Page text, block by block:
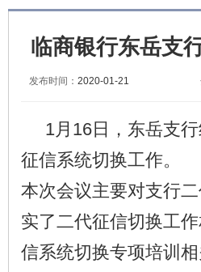
临商银行东岳支
发布时间： 2020-01-21
1月16日，东岳支行
征信系统切换工作。
本次会议主要对支行
实了二代征信切换工
信系统切换专项培训相